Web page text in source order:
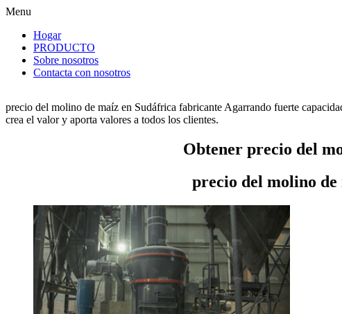
Menu
Hogar
PRODUCTO
Sobre nosotros
Contacta con nosotros
precio del molino de maíz en Sudáfrica fabricante Agarrando fuerte
crea el valor y aporta valores a todos los clientes.
Obtener precio del
precio del molino